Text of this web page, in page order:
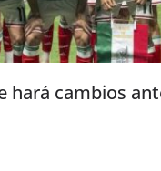
hará cambios